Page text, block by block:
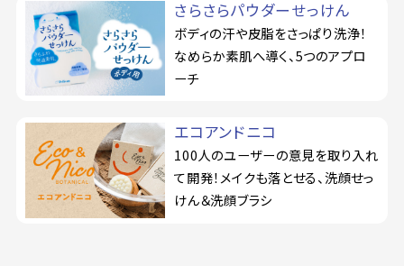
さらさらパウダーせっけん
ボディの汗や皮脂をさっぱり洗浄！
なめらか素肌へ導く、5つのアプロ
ーチ
エコアンドニコ
100人のユーザーの意見を取り入れ
て開発！メイクも落とせる、洗顔せっ
けん＆洗顔ブラシ